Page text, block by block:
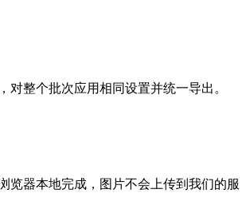
对整个批次应用相同设置并统一导出。
览器本地完成，图片不会上传到我们的服